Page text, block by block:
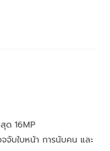
ด 16MP
จับใบหน้า การนับคน และ